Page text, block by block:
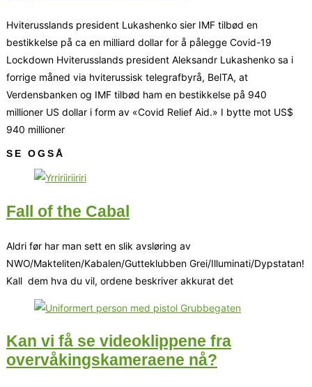
Hviterusslands president Lukashenko sier IMF tilbød en
bestikkelse på ca en milliard dollar for å pålegge Covid-19
Lockdown Hviterusslands president Aleksandr Lukashenko sa i
forrige måned via hviterussisk telegrafbyrå, BelTA, at
Verdensbanken og IMF tilbød ham en bestikkelse på 940
millioner US dollar i form av «Covid Relief Aid.» I bytte mot US$
940 millioner
SE OGSÅ
Fall of the Cabal
Aldri før har man sett en slik avsløring av
NWO/Makteliten/Kabalen/Gutteklubben Grei/Illuminati/Dypstatan!
Kall dem hva du vil, ordene beskriver akkurat det
Kan vi få se videoklippene fra
overvåkingskameraene nå?